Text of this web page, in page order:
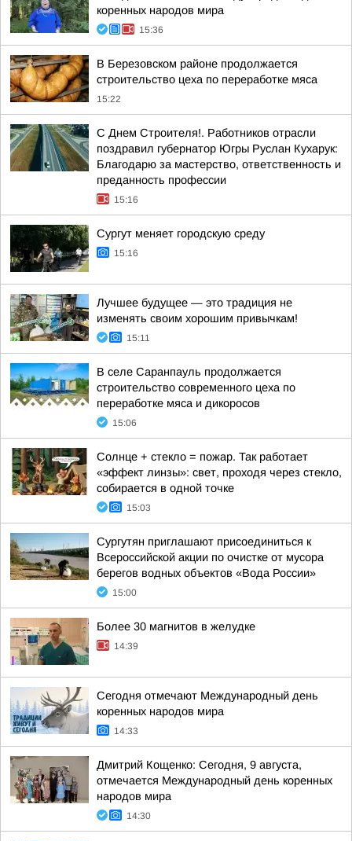
коренных народов мира
15:36
В Березовском районе продолжается
строительство цеха по переработке мяса
15:22
С Днем Строителя!. Работников отрасли
поздравил губернатор Югры Руслан Кухарук:
Благодарю за мастерство, ответственность и
преданность профессии
15:16
Сургут меняет городскую среду
15:16
Лучшее будущее — это традиция не
изменять своим хорошим привычкам!
15:11
В селе Саранпауль продолжается
строительство современного цеха по
переработке мяса и дикоросов
15:06
Солнце + стекло = пожар. Так работает
«эффект линзы»: свет, проходя через стекло,
собирается в одной точке
15:03
Сургутян приглашают присоединиться к
Всероссийской акции по очистке от мусора
берегов водных объектов «Вода России»
15:00
Более 30 магнитов в желудке
14:39
Сегодня отмечают Международный день
коренных народов мира
14:33
Дмитрий Кощенко: Сегодня, 9 августа,
отмечается Международный день коренных
народов мира
14:30